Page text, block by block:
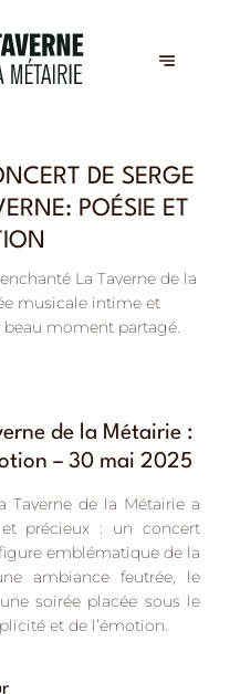
DE SERGE
POÉSIE ET
La Taverne de la
musicale intime et
moment partagé.
de la Métairie :
– 30 mai 2025
Taverne de la Métairie a
et précieux : unconcert
emblématique de la
ambiance feutrée, le
soirée placée sous le
et de l’émotion.